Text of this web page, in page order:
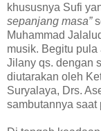
khususnya Sufi
sepanjang masa”
Muhammad
musik. Begitu pula
Jilany qs. dengan
diutarakan oleh
Suryalaya, Drs.
sambutannya saat